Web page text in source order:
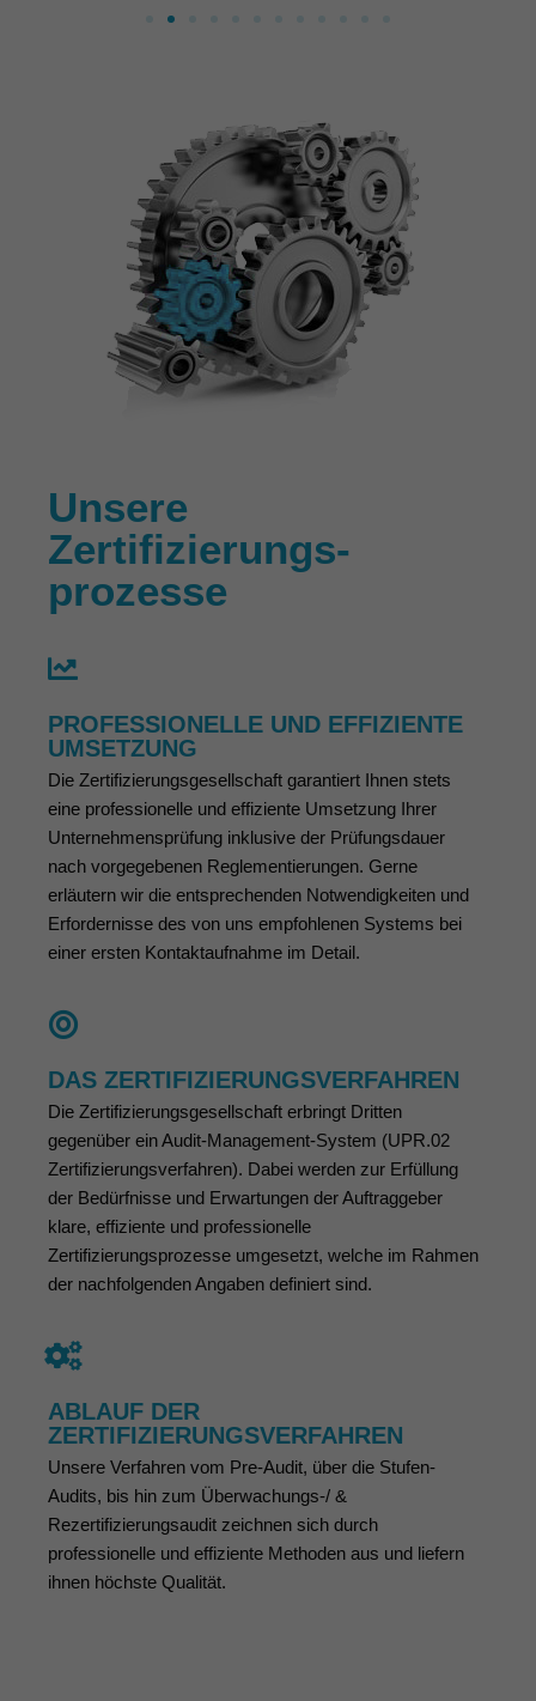
Unsere
Zertifizierungs­
prozesse
PROFESSIONELLE UND EFFIZIENTE
UMSETZUNG
Die Zertifizierungsgesellschaft garantiert Ihnen stets
eine professionelle und effiziente Umsetzung Ihrer
Unternehmensprüfung inklusive der Prüfungsdauer
nach vorgegebenen Reglementierungen. Gerne
erläutern wir die entsprechenden Notwendigkeiten und
Erfordernisse des von uns empfohlenen Systems bei
einer ersten Kontaktaufnahme im Detail.
DAS ZERTIFIZIERUNGSVERFAHREN
Die Zertifizierungsgesellschaft erbringt Dritten
gegenüber ein Audit-Management-System (UPR.02
Zertifizierungsverfahren). Dabei werden zur Erfüllung
der Bedürfnisse und Erwartungen der Auftraggeber
klare, effiziente und professionelle
Zertifizierungsprozesse umgesetzt, welche im Rahmen
der nachfolgenden Angaben definiert sind.
ABLAUF DER
ZERTIFIZIERUNGSVERFAHREN
Unsere Verfahren vom Pre-Audit, über die Stufen-
Audits, bis hin zum Überwachungs-/ &
Rezertifizierungsaudit zeichnen sich durch
professionelle und effiziente Methoden aus und liefern
ihnen höchste Qualität.